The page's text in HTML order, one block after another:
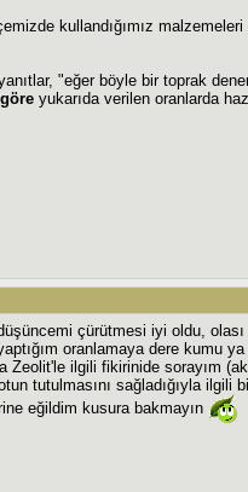
kullandığımız malzemeleri
"eğer böyle bir toprak
yukarıda verilen oranlarda
çürütmesi iyi oldu,
oranlamaya dere kumu
ilgili fikirinide sorayım
tutulmasını sağladığıyla ilgili
eğildim kusura bakmayın